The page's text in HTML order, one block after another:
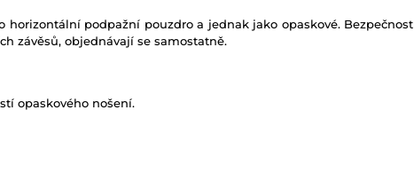
horizontální podpažní pouzdro a jednak jako opaskové. Bezpečnost
závěsů, objednávají se samostatně.
opaskového nošení.